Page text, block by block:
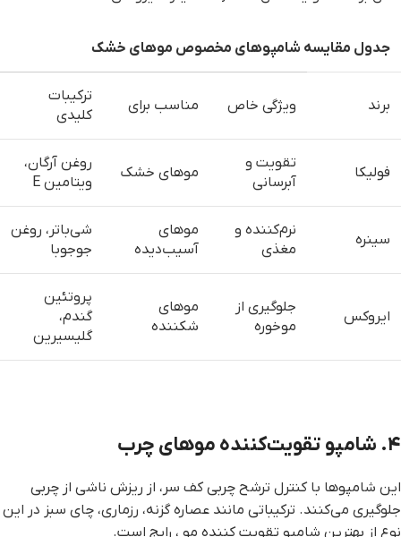
جدول مقایسه شامپوهای مخصوص موهای خشک
برند ویژگی خاص مناسب برای
ترکیبات
کلیدی
فولیکا
تقویت و
آبرسانی
موهای خشک
روغن آرگان،
ویتامین E
سینره
نرم‌کننده و
مغذی
موهای
آسیب‌دیده
شی‌باتر، روغن
جوجوبا
ایروکس
جلوگیری از
موخوره
موهای
شکننده
پروتئین
گندم،
گلیسیرین
۴. شامپو تقویت‌کننده موهای چرب
این شامپوها با کنترل ترشح چربی کف سر، از ریزش ناشی از چربی
جلوگیری می‌کنند. ترکیباتی مانند عصاره گزنه، رزماری، چای سبز در این
نوع از بهترین شامپو تقویت کننده مو ، رایج است.